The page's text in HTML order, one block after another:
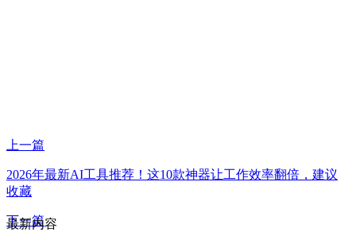
上一篇
2026年最新AI工具推荐！这10款神器让工作效率翻倍，建议
收藏
下一篇
最新内容